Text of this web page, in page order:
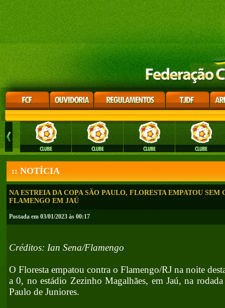
:: NOTÍCIA
NA ESTREIA DA COPA SÃO PAULO, FLORESTA EMPATOU SEM
FLAMENGO EM JAÚ
Postada em 03/01/2023 às 00:17
Créditos: Ian Sena/Flamengo
O Floresta empatou contra o Flamengo/RJ na noite
a 0, no estádio Zezinho Magalhães, em Jaú, na
Paulo de Juniores.